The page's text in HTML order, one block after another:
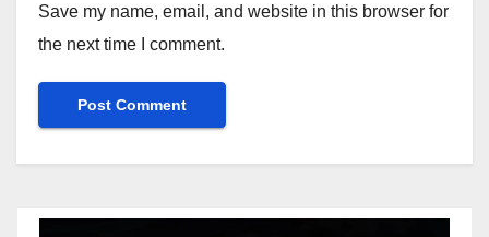
Save my name, email, and website in this browser for
the next time I comment.